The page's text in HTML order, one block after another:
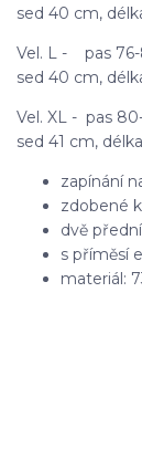
sed 40 cm,
Vel. L - pas 76-
sed 40 cm,
Vel. XL - pas
sed 41 cm,
zapínání
zdobené
dvě
s příměsí
materiál: